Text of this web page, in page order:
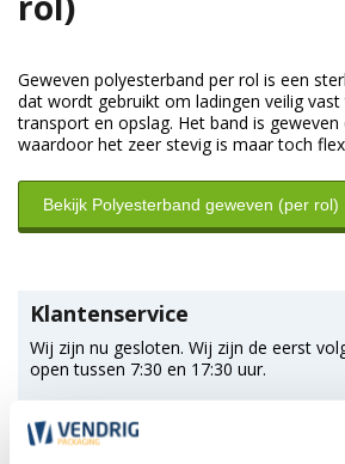
Geweven polyesterband per rol is een
dat wordt gebruikt om ladingen veilig
transport en opslag. Het band is
waardoor het zeer stevig is maar toch
Bekijk Polyesterband geweven (per rol)
Klantenservice
Wij zijn nu gesloten. Wij zijn de eerst
open tussen 7:30 en 17:30 uur.
*Magazijn heeft andere